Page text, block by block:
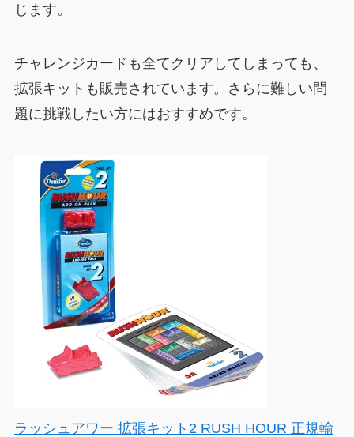
じます。
チャレンジカードも全てクリアしてしまっても、
拡張キットも販売されています。さらに難しい問
題に挑戦したい方にはおすすめです。
ラッシュアワー 拡張キット2 RUSH HOUR 正規輸